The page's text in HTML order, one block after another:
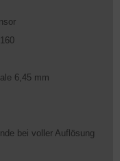
6,45 mm
bei voller Auflösung